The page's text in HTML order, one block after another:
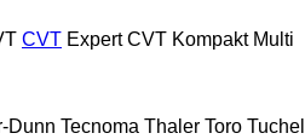
CVT Expert CVT Kompakt Multi
Dunn Tecnoma Thaler Toro Tuchel